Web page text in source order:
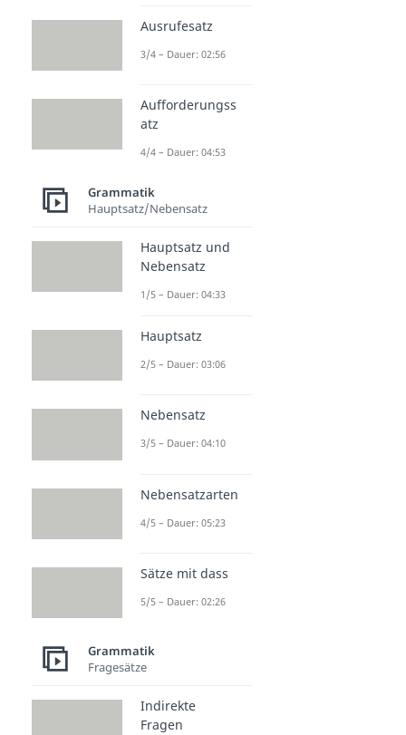
Ausrufesatz
3/4 – Dauer: 02:56
Aufforderungss
atz
4/4 – Dauer: 04:53
Grammatik
Hauptsatz/Nebensatz
Hauptsatz und
Nebensatz
1/5 – Dauer: 04:33
Hauptsatz
2/5 – Dauer: 03:06
Nebensatz
3/5 – Dauer: 04:10
Nebensatzarten
4/5 – Dauer: 05:23
Sätze mit dass
5/5 – Dauer: 02:26
Grammatik
Fragesätze
Indirekte
Fragen